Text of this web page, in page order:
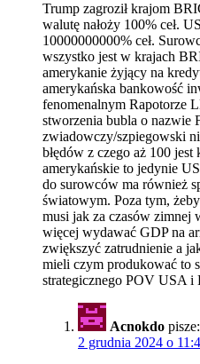
Trump zagroził krajom
walutę nałoży 100% ceł.
10000000000% ceł.
wszystko jest w krajach
amerykanie żyjący na
amerykańska bankowość
fenomenalnym Rapotorze
stworzenia bubla o nazwie
zwiadowczy/szpiegowski
błędów z czego aż 100
amerykańskie to jedynie
do surowców ma również
światowym. Poza tym,
musi jak za czasów zimnej
więcej wydawać GDP na
zwiększyć zatrudnienie a
mieli czym produkować to
strategicznego POV USA i
Acnokdo pisze:
2 grudnia 2024 o